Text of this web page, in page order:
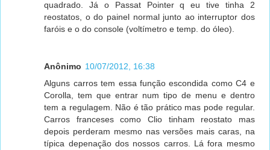
quadrado. Já o Passat Pointer q eu tive tinha 2
reostatos, o do painel normal junto ao interruptor dos
faróis e o do console (voltímetro e temp. do óleo).
Anônimo 10/07/2012, 16:38
Alguns carros tem essa função escondida como C4 e
Corolla, tem que entrar num tipo de menu e dentro
tem a regulagem. Não é tão prático mas pode regular.
Carros franceses como Clio tinham reostato mas
depois perderam mesmo nas versões mais caras, na
típica depenação dos nossos carros. Lá fora mesmo